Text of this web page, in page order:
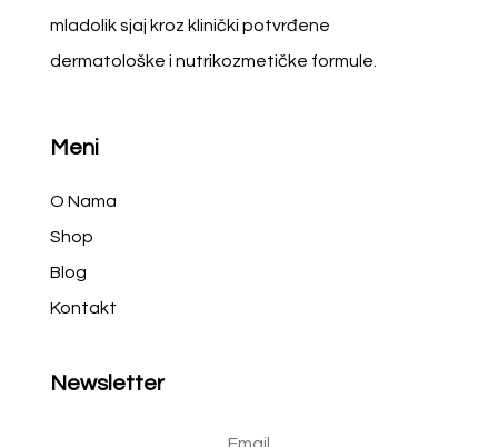
mladolik sjaj kroz klinički potvrđene
dermatološke i nutrikozmetičke formule.
Meni
O Nama
Shop
Blog
Kontakt
Newsletter